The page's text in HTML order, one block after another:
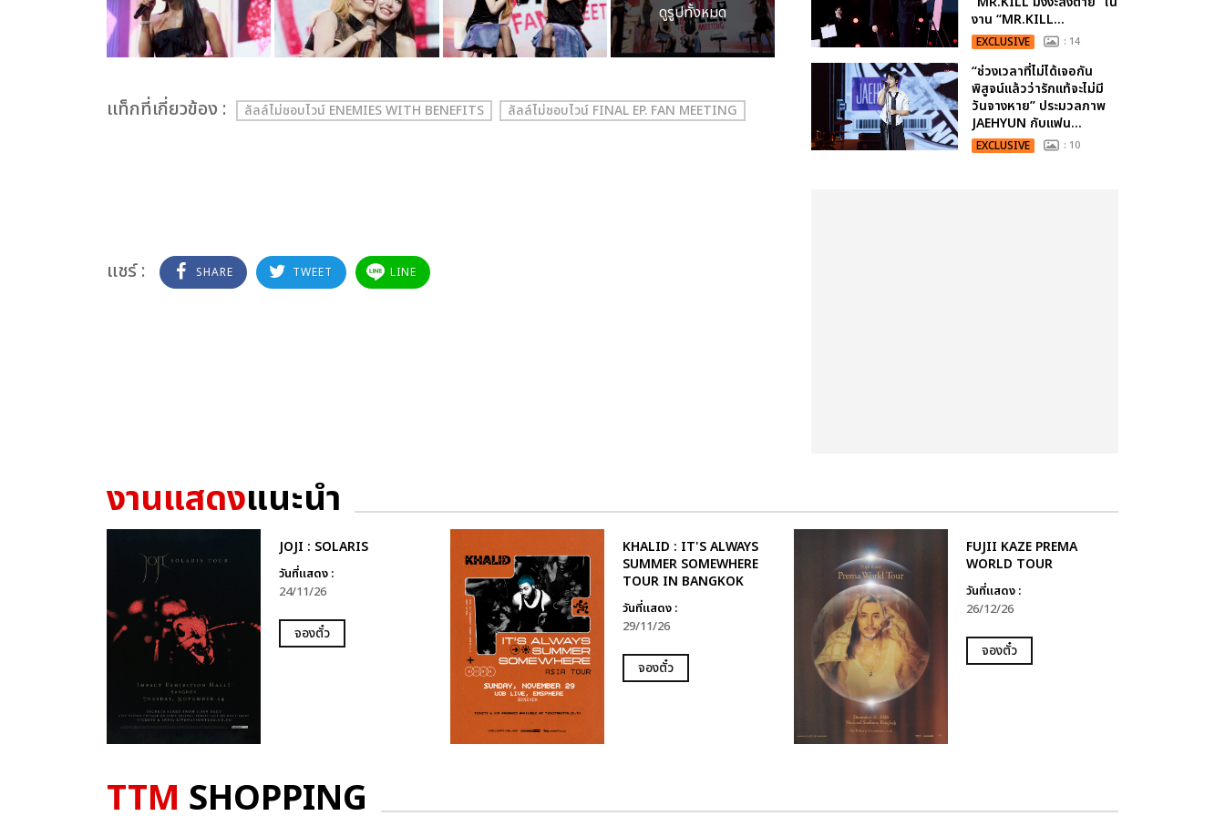
ดูรูปทั้งหมด
เเท็กที่เกี่ยวข้อง : ลัลล์ไม่ชอบไวน์ ENEMIES WITH BENEFITS ลัลล์ไม่ชอบไวน์ FINAL EP. FAN MEETING
แชร์ : SHARE TWEET LINE
งาน “MR.KILL...
EXCLUSIVE : 14
“ช่วงเวลาที่ไม่ได้เจอกัน
พิสูจน์แล้วว่ารักแท้จะไม่มี
วันจางหาย” ประมวลภาพ
JAEHYUN กับแฟน...
EXCLUSIVE : 10
งานแสดงแนะนำ
JOJI : SOLARIS
วันที่แสดง :
24/11/26
จองตั๋ว
KHALID : IT'S ALWAYS
SUMMER SOMEWHERE
TOUR IN BANGKOK
วันที่แสดง :
29/11/26
จองตั๋ว
FUJII KAZE PREMA
WORLD TOUR
วันที่แสดง :
26/12/26
จองตั๋ว
TTM SHOPPING